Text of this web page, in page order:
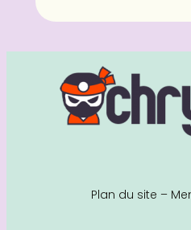
Plan du site –